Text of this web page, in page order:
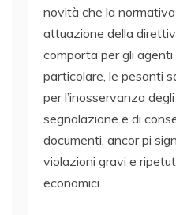
novità che la
attuazione della
comporta per gli agenti
particolare, le pesanti
per l’inosservanza
segnalazione e di
documenti, ancor pi
violazioni gravi e
economici.